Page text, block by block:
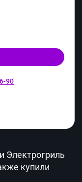
90
Электрогриль
купили